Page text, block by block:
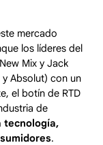
mercado
los líderes del
Mix y Jack
y Absolut) con un
el botín de RTD
de
tecnología,
.